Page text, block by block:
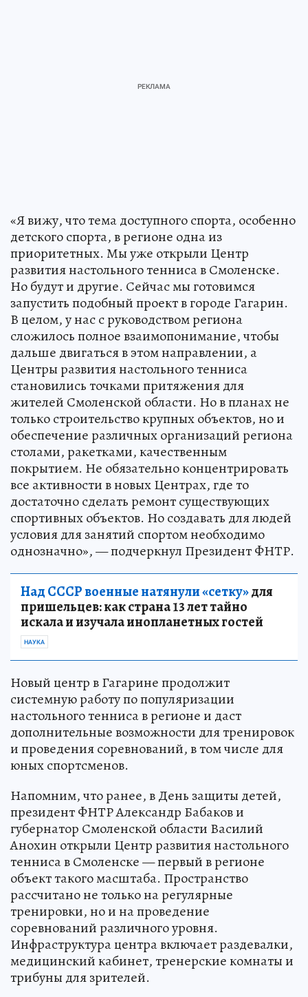
«Я вижу, что тема доступного спорта, особенно
детского спорта, в регионе одна из
приоритетных. Мы уже открыли Центр
развития настольного тенниса в Смоленске.
Но будут и другие. Сейчас мы готовимся
запустить подобный проект в городе Гагарин.
В целом, у нас с руководством региона
сложилось полное взаимопонимание, чтобы
дальше двигаться в этом направлении, а
Центры развития настольного тенниса
становились точками притяжения для
жителей Смоленской области. Но в планах не
только строительство крупных объектов, но и
обеспечение различных организаций региона
столами, ракетками, качественным
покрытием. Не обязательно концентрировать
все активности в новых Центрах, где то
достаточно сделать ремонт существующих
спортивных объектов. Но создавать для людей
условия для занятий спортом необходимо
однозначно», — подчеркнул Президент ФНТР.
Над СССР военные натянули «сетку»для
пришельцев: как страна 13 лет тайно
искала и изучала инопланетных гостей
НАУКА
Новый центр в Гагарине продолжит
системную работу по популяризации
настольного тенниса в регионе и даст
дополнительные возможности для тренировок
и проведения соревнований, в том числе для
юных спортсменов.
Напомним, что ранее, в День защиты детей,
президент ФНТР Александр Бабаков и
губернатор Смоленской области Василий
Анохин открыли Центр развития настольного
тенниса в Смоленске — первый в регионе
объект такого масштаба. Пространство
рассчитано не только на регулярные
тренировки, но и на проведение
соревнований различного уровня.
Инфраструктура центра включает раздевалки,
медицинский кабинет, тренерские комнаты и
трибуны для зрителей.